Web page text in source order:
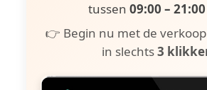
tussen 09:00 – 21:00
👉 Begin nu met de
in slechts3